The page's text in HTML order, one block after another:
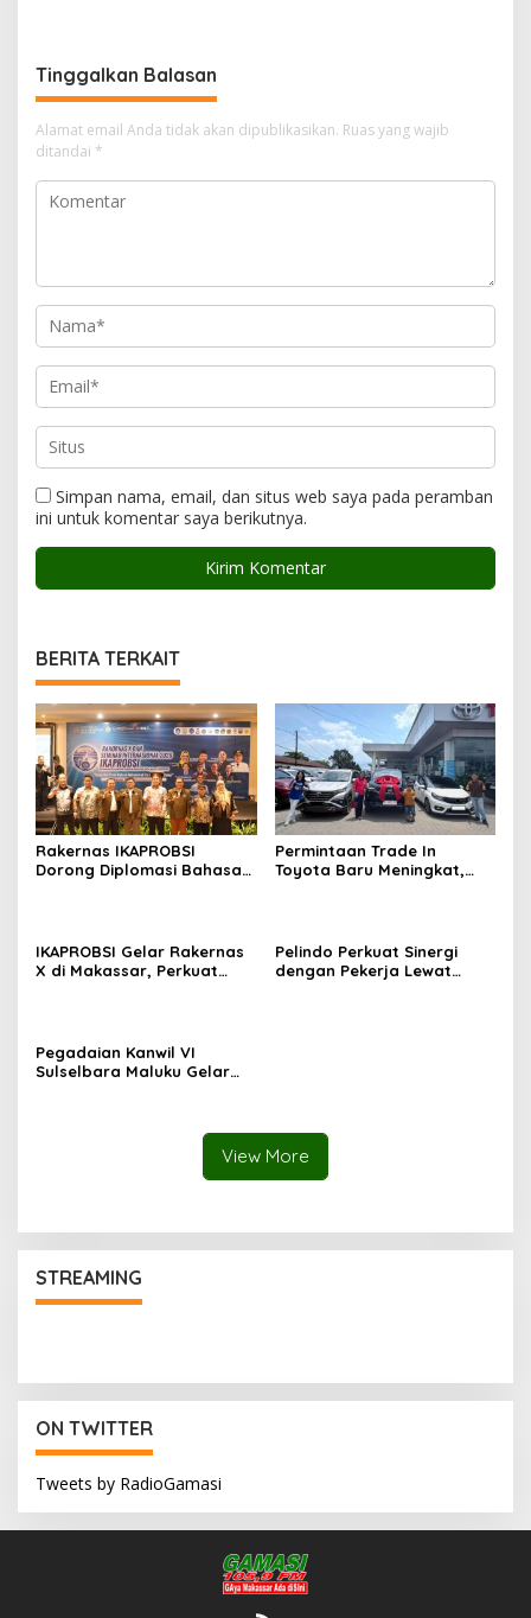
Tinggalkan Balasan
Alamat email Anda tidak akan dipublikasikan. Ruas yang wajib
ditandai *
Simpan nama, email, dan situs web saya pada peramban
ini untuk komentar saya berikutnya.
BERITA TERKAIT
Rakernas IKAPROBSI
Dorong Diplomasi Bahasa
Permintaan Trade In
Toyota Baru Meningkat,
IKAPROBSI Gelar Rakernas
X di Makassar, Perkuat
Pelindo Perkuat Sinergi
dengan Pekerja Lewat
Pegadaian Kanwil VI
Sulselbara Maluku Gelar
View More
STREAMING
ON TWITTER
Tweets by RadioGamasi